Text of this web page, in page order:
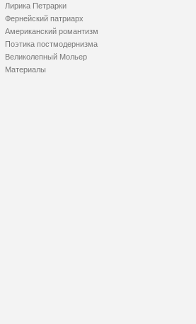
Лирика Петрарки
Фернейский патриарх
Американский романтизм
Поэтика постмодернизма
Великолепный Мольер
Материалы